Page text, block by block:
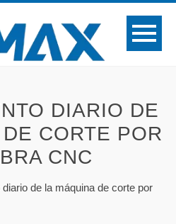
DIARIO DE
CORTE POR
CNC
de la máquina de corte por